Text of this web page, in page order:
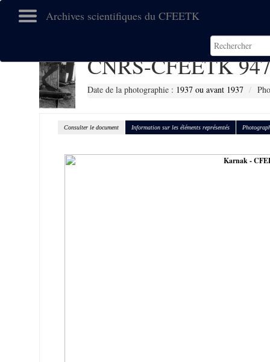
Archives scientifiques du CFEETK
CNRS-CFEETK
Date de la photographie : 1937 ou avant 1937
Consulter le document Information sur les éléments représentés